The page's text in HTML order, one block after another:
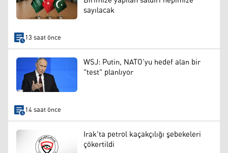
sayılacak
13 saat önce
WSJ: Putin, NATO'yu hedef alan bir
"test" planlıyor
14 saat önce
Irak'ta petrol kaçakçılığı şebekeleri
çökertildi